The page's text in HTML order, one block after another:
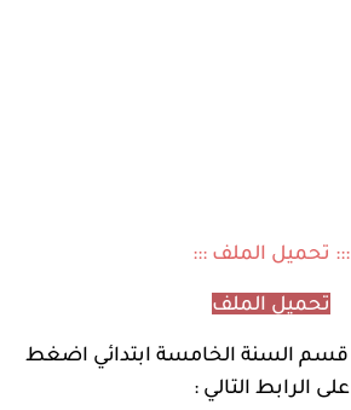
::: تحميل الملف :::
تحميل الملف
قسم السنة الخامسة ابتدائي اضغط
على الرابط التالي :